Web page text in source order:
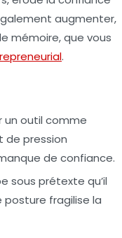
augmenter,
mémoire, que vous
.
un outil comme
de pression
de confiance.
sous prétexte qu’il
fragilise la